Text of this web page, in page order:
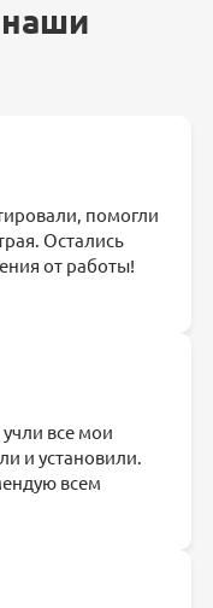
наши
помогли
Остались
от работы!
все мои
и установили.
всем